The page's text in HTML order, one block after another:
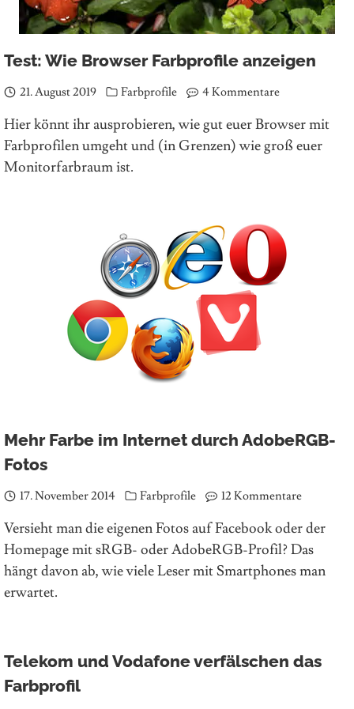
Test: Wie Browser Farbprofile anzeigen
21. August 2019 Farbprofile 4 Kommentare
Hier könnt ihr ausprobieren, wie gut euer Browser mit
Farbprofilen umgeht und (in Grenzen) wie groß euer
Monitorfarbraum ist.
Mehr Farbe im Internet durch AdobeRGB-
Fotos
17. November 2014 Farbprofile 12 Kommentare
Versieht man die eigenen Fotos auf Facebook oder der
Homepage mit sRGB- oder AdobeRGB-Profil? Das
hängt davon ab, wie viele Leser mit Smartphones man
erwartet.
Telekom und Vodafone verfälschen das
Farbprofil